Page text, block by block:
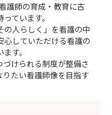
師の育成・教育に古
ています。
の人らしく」を看護の中
心していただける看護の
す。
けられる制度が整備さ
たい看護師像を目指す